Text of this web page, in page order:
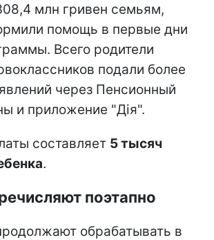
млн гривен семьям,
помощь в первые дни
Всего родители
подали более
через Пенсионный
и приложение "Дія".
составляет 5 тысяч
.
поэтапно
обрабатывать в